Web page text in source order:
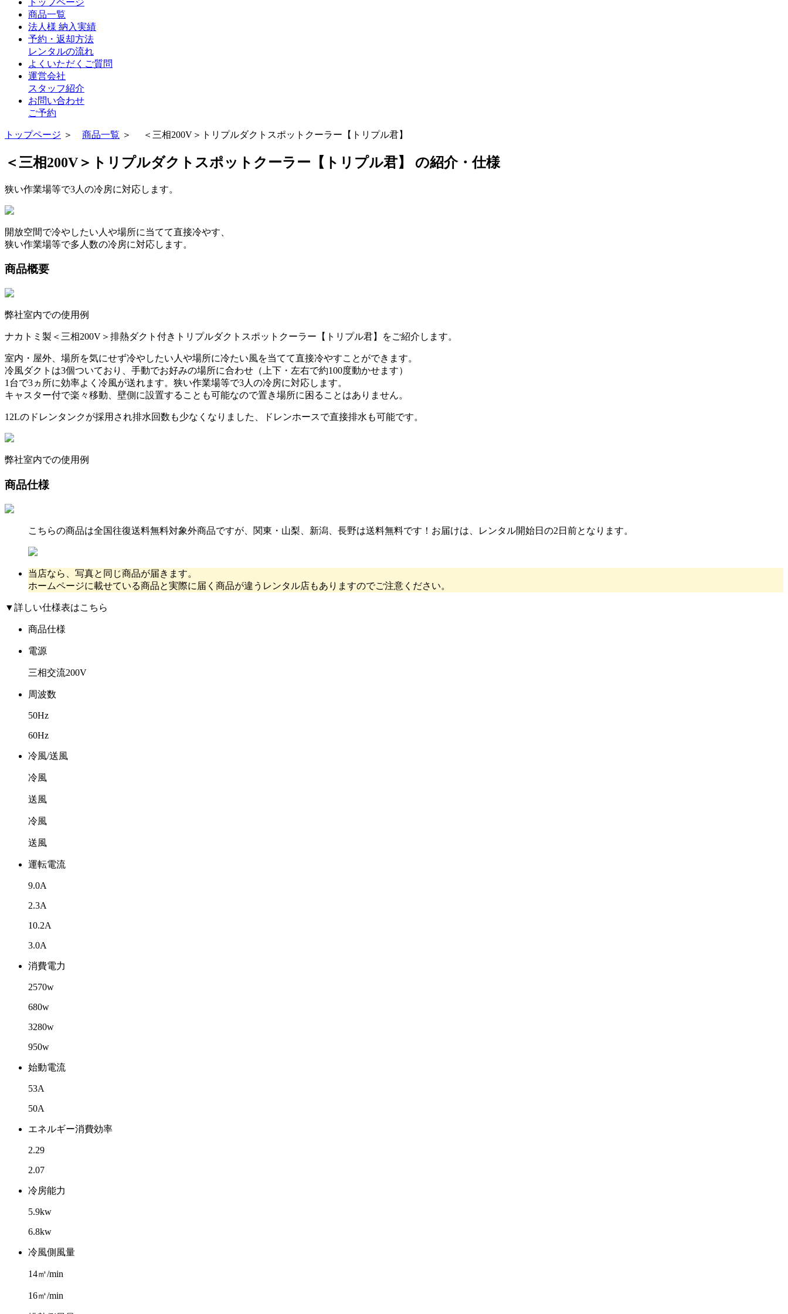
商品一覧
法人様 納入実績
予約・返却方法
レンタルの流れ
よくいただくご質問
運営会社
スタッフ紹介
お問い合わせ
ご予約
トップページ ＞ 商品一覧 ＞ ＜三相200V＞トリプルダクトスポットクーラー【トリプル君】
＜三相200V＞トリプルダクトスポットクーラー【トリプル君】 の紹介・仕様
狭い作業場等で3人の冷房に対応します。
開放空間で冷やしたい人や場所に当てて直接冷やす、
狭い作業場等で多人数の冷房に対応します。
商品概要
弊社室内での使用例
ナカトミ製＜三相200V＞排熱ダクト付きトリプルダクトスポットクーラー【トリプル君】をご紹介します。
室内・屋外、場所を気にせず冷やしたい人や場所に冷たい風を当てて直接冷やすことができます。
冷風ダクトは3個ついており、手動でお好みの場所に合わせ（上下・左右で約100度動かせます）
1台で3ヵ所に効率よく冷風が送れます。 狭い作業場等で3人の冷房に対応します。
キャスター付で楽々移動、壁側に設置することも可能なので置き場所に困ることはありません。
12Lのドレンタンクが採用され排水回数も少なくなりました、ドレンホースで直接排水も可能です。
弊社室内での使用例
商品仕様
こちらの商品は全国往復送料無料対象外商品ですが、 関東・山梨、新潟、長野は送料無料です！ お届けは、レンタル開始日の2日前となります。
当店なら、写真と同じ商品が届きます。
ホームページに載せている商品と実際に届く商品が違うレンタル店もありますのでご注意ください。
▼詳しい仕様表はこちら
商品仕様
電源
三相交流200V
周波数
50Hz
60Hz
冷風/送風
冷風
送風
冷風
送風
運転電流
9.0A
2.3A
10.2A
3.0A
消費電力
2570w
680w
3280w
950w
始動電流
53A
50A
エネルギー消費効率
2.29
2.07
冷房能力
5.9kw
6.8kw
冷風側風量
14㎥/min
16㎥/min